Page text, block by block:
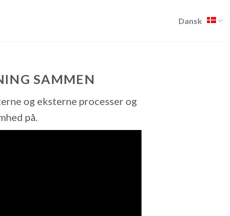
Dansk
SAMMEN
og eksterne processer og
på.